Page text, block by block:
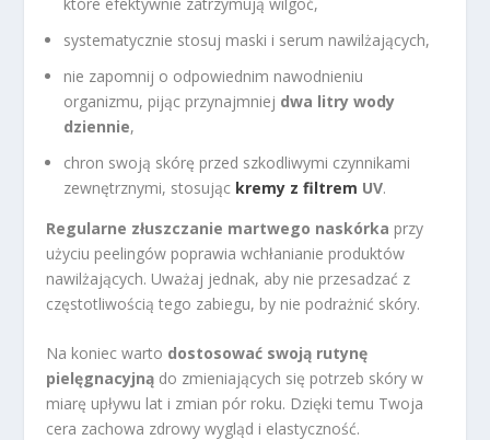
które efektywnie zatrzymują wilgoć,
systematycznie stosuj maski i serum nawilżających,
nie zapomnij o odpowiednim nawodnieniu
organizmu, pijąc przynajmniej dwa litry wody
dziennie,
chron swoją skórę przed szkodliwymi czynnikami
zewnętrznymi, stosując kremy z filtrem UV.
Regularne złuszczanie martwego naskórka przy
użyciu peelingów poprawia wchłanianie produktów
nawilżających. Uważaj jednak, aby nie przesadzać z
częstotliwością tego zabiegu, by nie podrażnić skóry.
Na koniec warto dostosować swoją rutynę
pielęgnacyjną do zmieniających się potrzeb skóry w
miarę upływu lat i zmian pór roku. Dzięki temu Twoja
cera zachowa zdrowy wygląd i elastyczność.